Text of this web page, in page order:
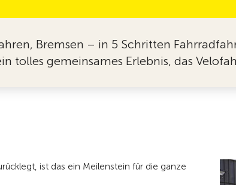
Bremsen – in 5 Schritten
gemeinsames Erlebnis, das
ist das ein Meilenstein für die ganze